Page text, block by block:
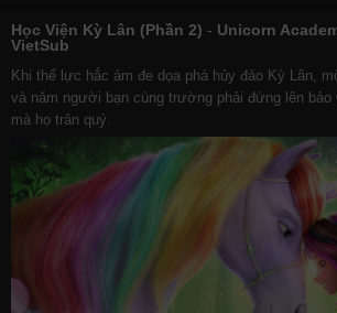
Học Viện Kỳ Lân (Phần 2) - Unicorn
VietSub
Khi thế lực hắc ám đe dọa phá hủy đảo Kỳ Lân,
và năm người bạn cùng trường phải đứng lên bảo
mà họ trân quý.